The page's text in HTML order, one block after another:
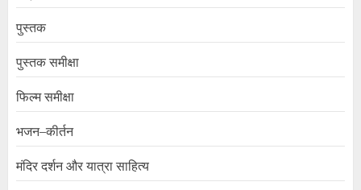
पुस्तक
पुस्तक समीक्षा
फिल्म समीक्षा
भजन–कीर्तन
मंदिर दर्शन और यात्रा साहित्य